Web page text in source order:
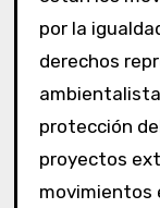
por la
derechos
protección
proyectos
movimientos